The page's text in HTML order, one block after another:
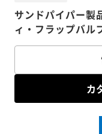
サンドパイパー製
ィ・フラップバル
カ